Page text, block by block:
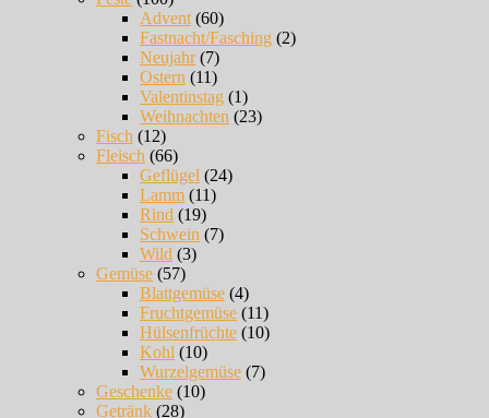
Advent(60)
Fastnacht/Fasching (2)
Neujahr(7)
Ostern (11)
Valentinstag (1)
Weihnachten (23)
Fisch (12)
Fleisch (66)
Geflügel (24)
Lamm (11)
Rind (19)
Schwein (7)
Wild (3)
Gemüse (57)
Blattgemüse (4)
Fruchtgemüse (11)
Hülsenfrüchte (10)
Kohl (10)
Wurzelgemüse (7)
Geschenke (10)
Getränk (28)